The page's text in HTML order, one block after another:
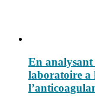
En analysant
laboratoire a